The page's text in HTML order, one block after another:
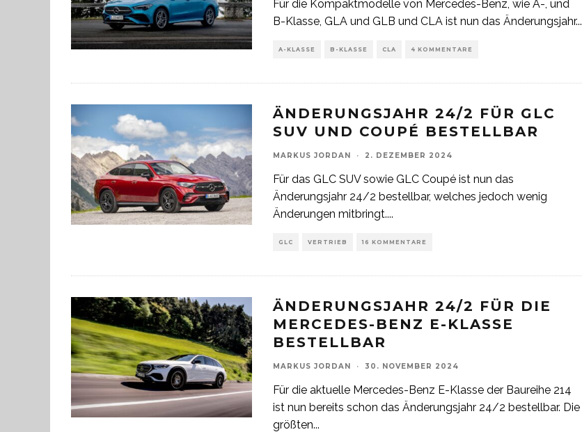
Für die Kompaktmodelle von Mercedes-Benz, wie A-, und
B-Klasse, GLA und GLB und CLA ist nun das Änderungsjahr...
A-KLASSE B-KLASSE CLA 4 KOMMENTARE
ÄNDERUNGSJAHR 24/2 FÜR GLC
SUV UND COUPÉ BESTELLBAR
MARKUS JORDAN · 2. DEZEMBER 2024
Für das GLC SUV sowie GLC Coupé ist nun das
Änderungsjahr 24/2 bestellbar, welches jedoch wenig
Änderungen mitbringt....
GLC VERTRIEB 16 KOMMENTARE
ÄNDERUNGSJAHR 24/2 FÜR DIE
MERCEDES-BENZ E-KLASSE
BESTELLBAR
MARKUS JORDAN · 30. NOVEMBER 2024
Für die aktuelle Mercedes-Benz E-Klasse der Baureihe 214
ist nun bereits schon das Änderungsjahr 24/2 bestellbar. Die
größten...